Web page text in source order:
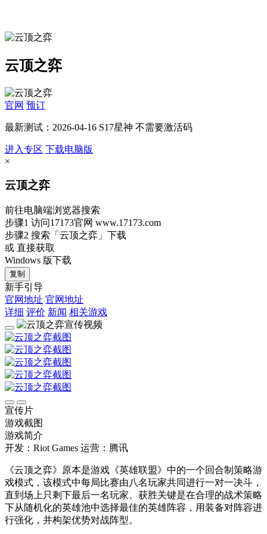
云顶之弈
官网 预订
最新测试：2026-04-16 S17星神 不需要激活码
进入专区 下载电脑版
×
云顶之弈
前往电脑端浏览器搜索
步骤1 访问17173官网 www.17173.com
步骤2 搜索 「云顶之弈」 下载
或 直接获取
Windows 版下载
复制
新手引导
官网地址 官网地址
详细 评价 新闻 相关游戏
宣传片
游戏截图
游戏简介
开发：Riot Games 运营：腾讯
《云顶之弈》原本是游戏《英雄联盟》中的一个回合制策略游
戏模式，该模式中每局比赛由八名玩家共同进行一对一决斗，
直到场上只剩下最后一名玩家。获胜关键是在合理的战术策略
下从随机化的英雄池中选择最佳的英雄阵容，用装备对阵容进
行强化，并构架优势对战阵型。